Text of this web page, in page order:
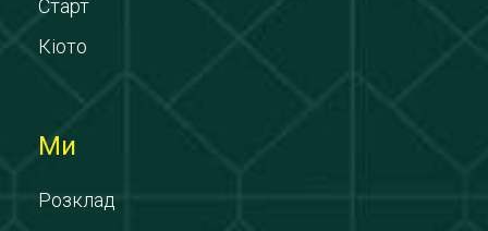
Старт
Кіото
Ми
Розклад